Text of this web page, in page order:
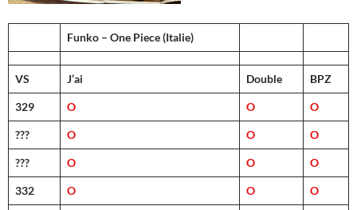
Funko – One Piece (Italie)
VS J’ai Double BPZ
329 O O O
??? O O O
??? O O O
332 O O O